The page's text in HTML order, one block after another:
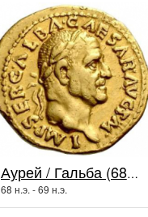
Аурей / Гальба (68 - 69 гг.)
68 н.э. - 69 н.э.